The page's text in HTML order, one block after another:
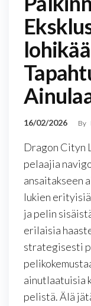
16/02/2026 By
Dragon Cityn
pelaajia
ansaitakseen
lukien
ja pelin
erilaisia
strategisesti
ainutlaatuisia
pelistä. Älä